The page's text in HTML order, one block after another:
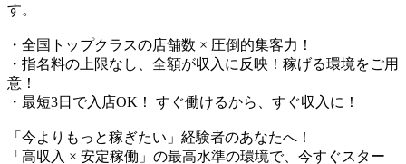
す。
・全国トップクラスの店舗数 × 圧倒的集客力！
・指名料の上限なし、全額が収入に反映！稼げる環境をご用
意！
・最短3日で入店OK！ すぐ働けるから、すぐ収入に！
「今よりもっと稼ぎたい」経験者のあなたへ！
「高収入 × 安定稼働」の最高水準の環境で、今すぐスター